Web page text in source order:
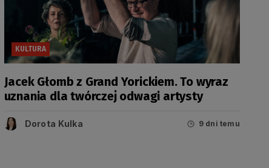
KULTURA
Jacek Głomb z Grand Yorickiem. To wyraz
uznania dla twórczej odwagi artysty
Dorota Kulka 9 dni temu